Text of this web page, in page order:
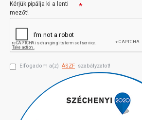
Kérjük pipálja ki a lenti
mezőt!
Elfogadom a(z) ÁSZF szabályzatot!